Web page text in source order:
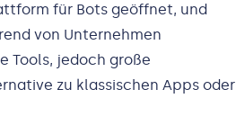
für Bots geöffnet, und
von Unternehmen
Tools, jedoch große
zu klassischen Apps oder